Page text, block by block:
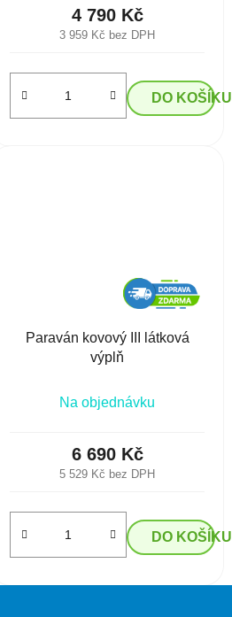
3 959 Kč bez DPH
4 790 Kč
DO KOŠÍKU
Paraván kovový III látková
výplň
Na objednávku
5 529 Kč bez DPH
6 690 Kč
DO KOŠÍKU